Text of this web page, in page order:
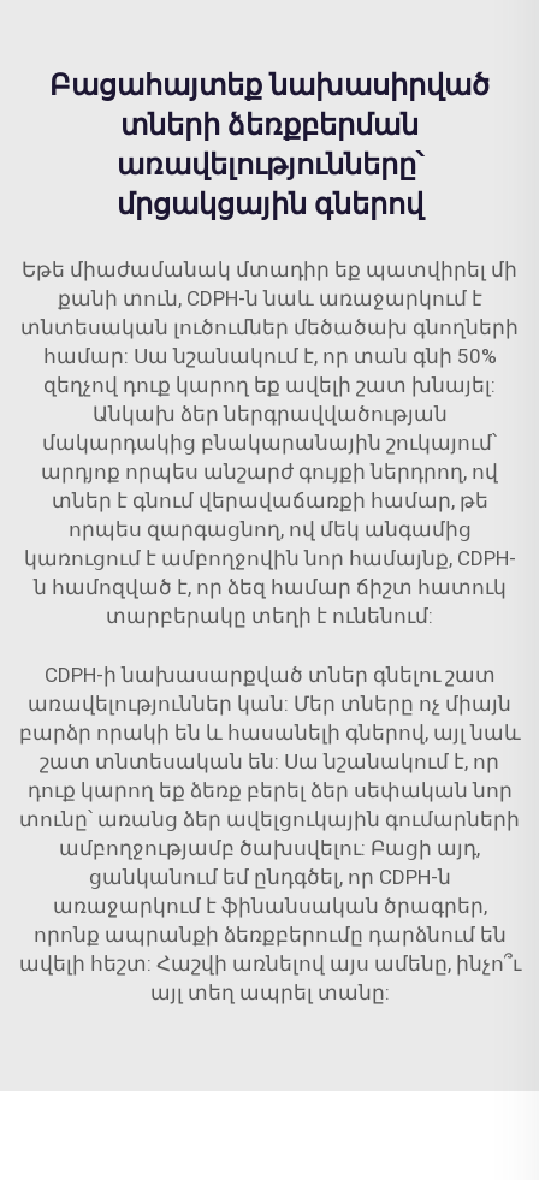
Բացահայտեք նախասիրված
տների ձեռքբերման
առավելությունները՝
մրցակցային գներով
Եթե միաժամանակ մտադիր եք պատվիրել մի
քանի տուն, CDPH-ն նաև առաջարկում է
տնտեսական լուծումներ մեծածախ գնողների
համար: Սա նշանակում է, որ տան գնի 50%
զեղչով դուք կարող եք ավելի շատ խնայել:
Անկախ ձեր ներգրավվածության
մակարդակից բնակարանային շուկայում՝
արդյոք որպես անշարժ գույքի ներդրող, ով
տներ է գնում վերավաճառքի համար, թե
որպես զարգացնող, ով մեկ անգամից
կառուցում է ամբողջովին նոր համայնք, CDPH-
ն համոզված է, որ ձեզ համար ճիշտ հատուկ
տարբերակը տեղի է ունենում:
CDPH-ի նախասարքված տներ գնելու շատ
առավելություններ կան: Մեր տները ոչ միայն
բարձր որակի են և հասանելի գներով, այլ նաև
շատ տնտեսական են: Սա նշանակում է, որ
դուք կարող եք ձեռք բերել ձեր սեփական նոր
տունը՝ առանց ձեր ավելցուկային գումարների
ամբողջությամբ ծախսվելու: Բացի այդ,
ցանկանում եմ ընդգծել, որ CDPH-ն
առաջարկում է ֆինանսական ծրագրեր,
որոնք ապրանքի ձեռքբերումը դարձնում են
ավելի հեշտ: Հաշվի առնելով այս ամենը, ինչո՞ւ
այլ տեղ ապրել տանը: